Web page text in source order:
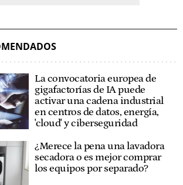
La convocatoria europea de
gigafactorías de IA puede
activar una cadena industrial
en centros de datos, energía,
'cloud' y ciberseguridad
¿Merece la pena una lavadora
secadora o es mejor comprar
los equipos por separado?